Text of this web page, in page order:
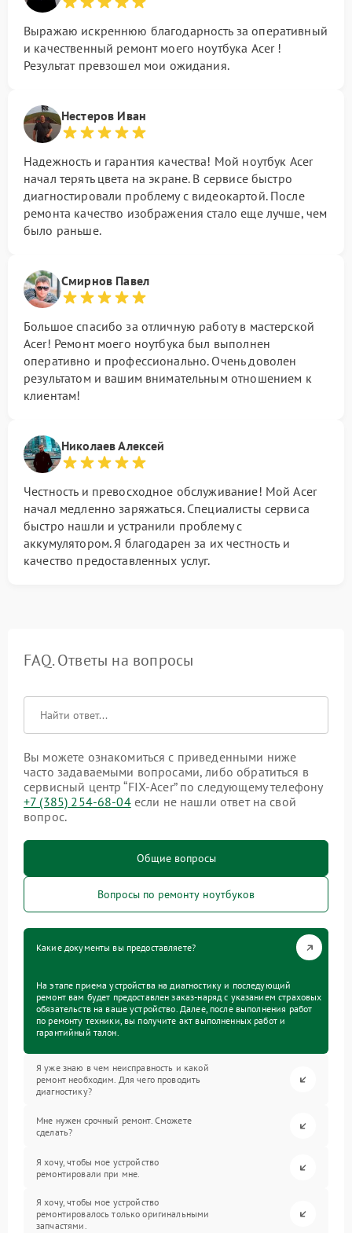
Выражаю искреннюю благодарность за оперативный
и качественный ремонт моего ноутбука Acer !
Результат превзошел мои ожидания.
Нестеров Иван
Надежность и гарантия качества! Мой ноутбук Acer
начал терять цвета на экране. В сервисе быстро
диагностировали проблему с видеокартой. После
ремонта качество изображения стало еще лучше, чем
было раньше.
Смирнов Павел
Большое спасибо за отличную работу в мастерской
Acer! Ремонт моего ноутбука был выполнен
оперативно и профессионально. Очень доволен
результатом и вашим внимательным отношением к
клиентам!
Николаев Алексей
Честность и превосходное обслуживание! Мой Acer
начал медленно заряжаться. Специалисты сервиса
быстро нашли и устранили проблему с
аккумулятором. Я благодарен за их честность и
качество предоставленных услуг.
FAQ. Ответы на вопросы
Вы можете ознакомиться с приведенными ниже
часто задаваемыми вопросами, либо обратиться в
сервисный центр “FIX-Acer” по следующему телефону
+7 (385) 254-68-04если не нашли ответ на свой
вопрос.
Общие вопросы
Вопросы по ремонту ноутбуков
Какие документы вы предоставляете?
На этапе приема устройства на диагностику и последующий
ремонт вам будет предоставлен заказ-наряд с указанием страховых
обязательств на ваше устройство. Далее, после выполнения работ
по ремонту техники, вы получите акт выполненных работ и
гарантийный талон.
Я уже знаю в чем неисправность и какой
ремонт необходим. Для чего проводить
диагностику?
Мне нужен срочный ремонт. Сможете
сделать?
Я хочу, чтобы мое устройство
ремонтировали при мне.
Я хочу, чтобы мое устройство
ремонтировалось только оригинальными
запчастями.